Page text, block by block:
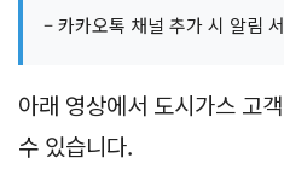
– 카카오톡 채널 추가 시 알림
아래 영상에서 도시가스 고
수 있습니다.